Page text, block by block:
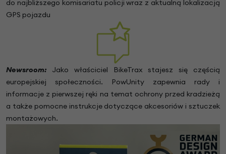
do najbliższego komisariatu policji wraz z aktualną lokalizacją
GPS pojazdu
Newsroom: Jako właściciel BikeTrax stajesz się częścią
europejskiej społeczności. PowUnity zapewnia rady i
informacje z pierwszej ręki na temat ochrony przed kradzieżą
a także pomocne instrukcje dotyczące akcesoriów i sztuczek
montażowych.